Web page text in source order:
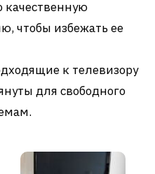
качественную
чтобы избежать ее
к телевизору
для свободного